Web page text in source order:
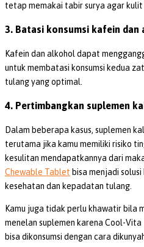
tetap memakai tabir surya agar
3. Batasi konsumsi kafein dan
Kafein dan alkohol dapat
untuk membatasi konsumsi kedua
tulang yang optimal.
4. Pertimbangkan suplemen
Dalam beberapa kasus, suplemen
terutama jika kamu memiliki risiko
kesulitan mendapatkannya dari
Chewable Tablet bisa menjadi
kesehatan dan kepadatan tulang.
Kamu juga tidak perlu khawatir bila
menelan suplemen karena Cool-
bisa dikonsumsi dengan cara